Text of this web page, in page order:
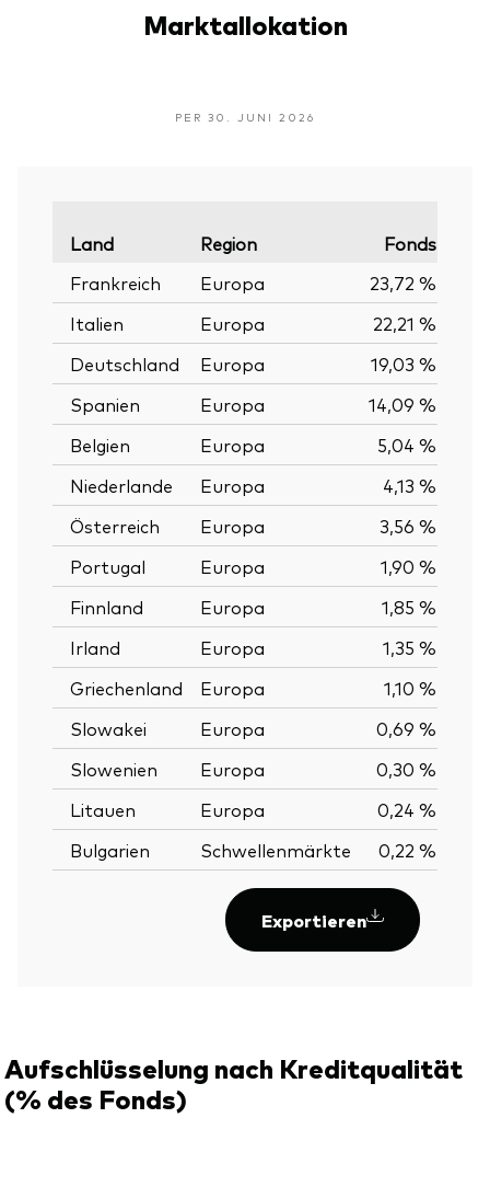
Marktallokation
PER 30. JUNI 2026
Land Region Fonds
Frankreich
Europa
23,72 %
Italien
Europa
22,21 %
Deutschland
Europa
19,03 %
Spanien
Europa
14,09 %
Belgien
Europa
5,04 %
Niederlande
Europa
4,13 %
Österreich
Europa
3,56 %
Portugal
Europa
1,90 %
Finnland
Europa
1,85 %
Irland
Europa
1,35 %
Griechenland
Europa
1,10 %
Slowakei
Europa
0,69 %
Slowenien
Europa
0,30 %
Litauen
Europa
0,24 %
Bulgarien
Schwellenmärkte 0,22 %
Exportieren
Aufschlüsselung nach Kreditqualität
(% des Fonds)